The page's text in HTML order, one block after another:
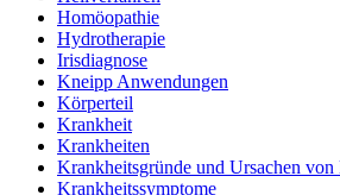
Homöopathie
Hydrotherapie
Irisdiagnose
Kneipp Anwendungen
Körperteil
Krankheit
Krankheiten
Krankheitsgründe und Ursachen von
Krankheitssymptome